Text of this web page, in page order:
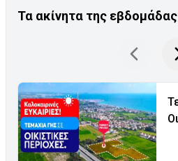
Τα ακίνητα της εβδομάδας